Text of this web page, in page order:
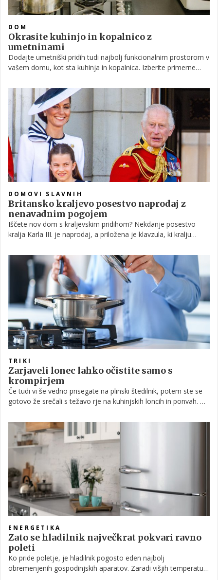
DOM
Okrasite kuhinjo in kopalnico z
umetninami
Dodajte umetniški pridih tudi najbolj funkcionalnim prostorom v
vašem domu, kot sta kuhinja in kopalnica. Izberite primerne
vlago, da ustvarite prijetnejše in bolj estetsko dovršene bivalne
kotičke, ki odražajo vaš edinstven slog.
DOMOVI SLAVNIH
Britansko kraljevo posestvo naprodaj z
nenavadnim pogojem
Iščete nov dom s kraljevskim pridihom? Nekdanje posestvo
kralja Karla III. je naprodaj, a priložena je klavzula, ki kralju
TRIKI
Zarjaveli lonec lahko očistite samo s
krompirjem
Če tudi vi še vedno prisegate na plinski štedilnik, potem ste se
gotovo že srečali s težavo rje na kuhinjskih loncih in ponvah. Ne
posodo, se sčasoma na dnu pojavijo grdi rjavi madeži. Za
odstranjevanje le-teh pa potrebujete samo en krompir - da,
prav ste prebrali.
ENERGETIKA
Zato se hladilnik največkrat pokvari ravno
poleti
Ko pride poletje, je hladilnik pogosto eden najbolj
obremenjenih gospodinjskih aparatov. Zaradi višjih temperatur